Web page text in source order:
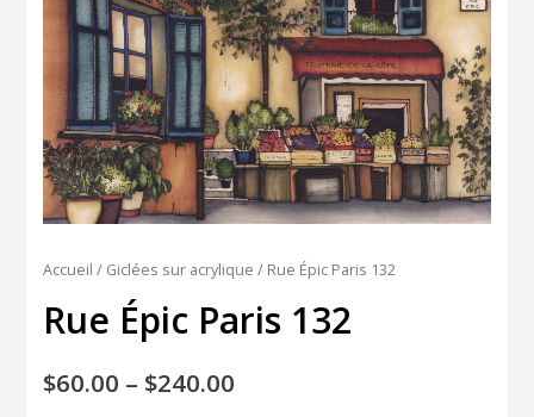
Accueil / Giclées sur acrylique / Rue Épic Paris 132
Rue Épic Paris 132
$60.00 – $240.00